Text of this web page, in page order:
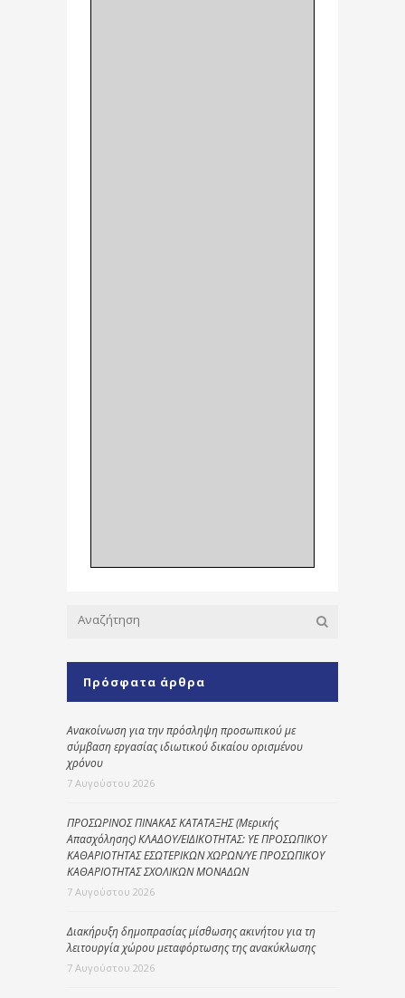
Πρόσφατα άρθρα
Ανακοίνωση για την πρόσληψη προσωπικού με
σύμβαση εργασίας ιδιωτικού δικαίου ορισμένου
χρόνου
7 Αυγούστου 2026
ΠΡΟΣΩΡΙΝΟΣ ΠΙΝΑΚΑΣ ΚΑΤΑΤΑΞΗΣ (Μερικής
Απασχόλησης) ΚΛΑΔΟΥ/ΕΙΔΙΚΟΤΗΤΑΣ: ΥΕ ΠΡΟΣΩΠΙΚΟΥ
ΚΑΘΑΡΙΟΤΗΤΑΣ ΕΣΩΤΕΡΙΚΩΝ ΧΩΡΩΝ/ΥΕ ΠΡΟΣΩΠΙΚΟΥ
ΚΑΘΑΡΙΟΤΗΤΑΣ ΣΧΟΛΙΚΩΝ ΜΟΝΑΔΩΝ
7 Αυγούστου 2026
Διακήρυξη δημοπρασίας μίσθωσης ακινήτου για τη
λειτουργία χώρου μεταφόρτωσης της ανακύκλωσης
7 Αυγούστου 2026